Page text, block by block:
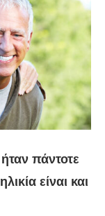
πάντοτε
είναι και